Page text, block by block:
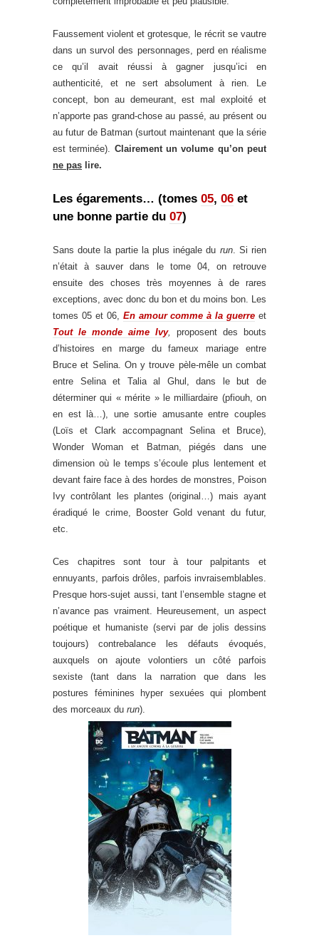
Faussement violent et grotesque, le récrit se vautre
dans un survol des personnages, perd en réalisme
ce qu’il avait réussi à gagner jusqu’ici en
authenticité, et ne sert absolument à rien. Le
concept, bon au demeurant, est mal exploité et
n’apporte pas grand-chose au passé, au présent ou
au futur de Batman (surtout maintenant que la série
est terminée). Clairement un volume qu’on peut
ne pas lire.
Les égarements… (tomes 05, 06 et
une bonne partie du 07)
Sans doute la partie la plus inégale du run. Si rien
n’était à sauver dans le tome 04, on retrouve
ensuite des choses très moyennes à de rares
exceptions, avec donc du bon et du moins bon. Les
tomes 05 et 06, En amour comme à la guerre et
Tout le monde aime Ivy,
proposent des bouts
d’histoires en marge du fameux mariage entre
Bruce et Selina. On y trouve pèle-mêle un combat
entre Selina et Talia al Ghul, dans le but de
déterminer qui « mérite » le milliardaire (pfiouh, on
en est là…), une sortie amusante entre couples
(Loïs et Clark accompagnant Selina et Bruce),
Wonder Woman et Batman, piégés dans une
dimension où le temps s’écoule plus lentement et
devant faire face à des hordes de monstres, Poison
Ivy contrôlant les plantes (original…) mais ayant
éradiqué le crime, Booster Gold venant du futur,
etc.
Ces chapitres sont tour à tour palpitants et
ennuyants, parfois drôles, parfois invraisemblables.
Presque hors-sujet aussi, tant l’ensemble stagne et
n’avance pas vraiment. Heureusement, un aspect
poétique et humaniste (servi par de jolis dessins
toujours) contrebalance les défauts évoqués,
auxquels on ajoute volontiers un côté parfois
sexiste (tant dans la narration que dans les
postures féminines hyper sexuées qui plombent
des morceaux du run).